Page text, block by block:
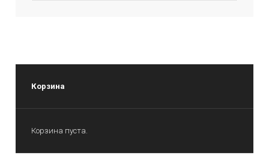
Корзина
Корзина пуста.